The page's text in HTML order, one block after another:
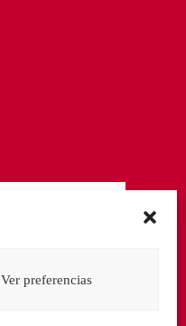
Ver preferencias